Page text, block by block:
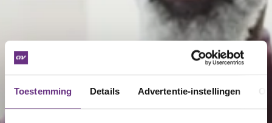
Toestemming Details Advertentie-instellingen